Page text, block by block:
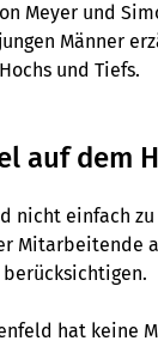
Meyer und
Männer
und Tiefs.
auf dem
nicht einfach
Mitarbeitende
hat keine